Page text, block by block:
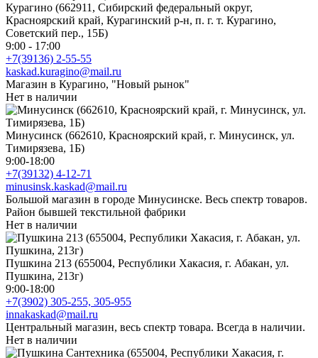
Курагино (662911, Сибирский федеральный округ,
Красноярский край, Курагинский р-н, п. г. т. Курагино,
Советский пер., 15Б)
9:00 - 17:00
+7(39136) 2-55-55
kaskad.kuragino@mail.ru
Магазин в Курагино, "Новый рынок"
Нет в наличии
Минусинск (662610, Красноярский край, г. Минусинск, ул.
Тимирязева, 1Б)
9:00-18:00
+7(39132) 4-12-71
minusinsk.kaskad@mail.ru
Большой магазин в городе Минусинске. Весь спектр товаров.
Район бывшей текстильной фабрики
Нет в наличии
Пушкина 213 (655004, Республики Хакасия, г. Абакан, ул.
Пушкина, 213г)
9:00-18:00
+7(3902) 305-255, 305-955
innakaskad@mail.ru
Центральный магазин, весь спектр товара. Всегда в наличии.
Нет в наличии